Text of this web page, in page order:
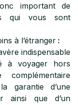
important de
qui vous sont
à l’étranger :
indispensable
à voyager hors
garantie d’une
ainsi que d’un